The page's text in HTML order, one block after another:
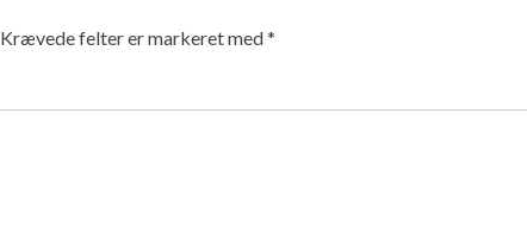
Krævede felter er markeret med*